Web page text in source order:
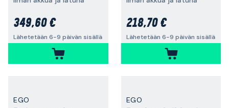
349,60 €
Lähetetään 6-9 päivän sisällä
218,70 €
Lähetetään 6-9 päivän sisällä
EGO EGO